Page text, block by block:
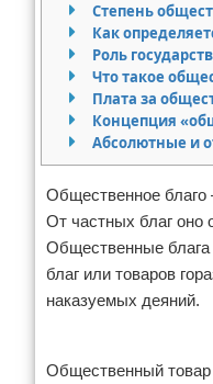
Знаменитости
Политика
Природа
Культура
Экономика
Контакты
Сотрудничество
Размещение рекламы
Условия
Отказ от
Степень
Как
Роль
Что такое
Плата за
Концепция
Абсолютные и
Общественное благо
От частных благ оно
Общественные блага
благ или товаров
наказуемых деяний.
Общественный товар